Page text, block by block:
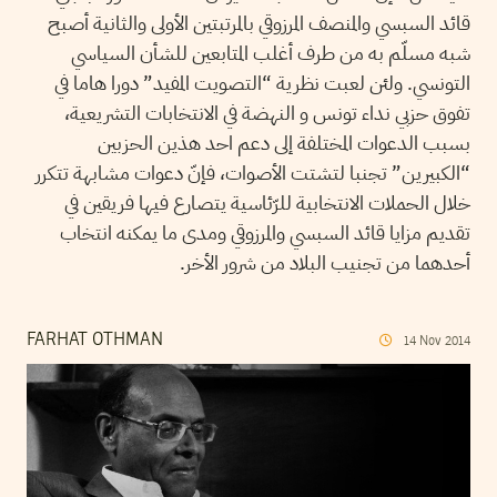
قائد السبسي والمنصف المرزوقي بالمرتبتين الأولى والثانية أصبح
شبه مسلّم به من طرف أغلب المتابعين للشأن السياسي
التونسي. ولئن لعبت نظرية “التصويت المفيد” دورا هاما في
تفوق حزبي نداء تونس و النهضة في الانتخابات التشريعية،
بسبب الدعوات المختلفة إلى دعم احد هذين الحزبين
“الكبيرين” تجنبا لتشتت الأصوات، فإنّ دعوات مشابهة تتكرر
خلال الحملات الانتخابية للرّئاسية يتصارع فيها فريقين في
تقديم مزايا قائد السبسي والمرزوقي ومدى ما يمكنه انتخاب
أحدهما من تجنيب البلاد من شرور الأخر.
FARHAT OTHMAN 14 Nov 2014